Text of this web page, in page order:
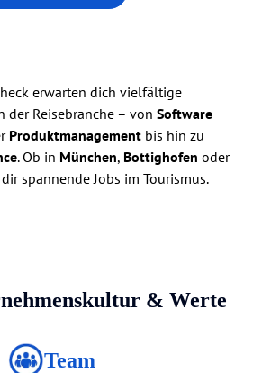
erwarten dich vielfältige
der Reisebranche – von Software
Produktmanagementbis hin zu
. Ob in München, Bottighofen oder
spannende Jobs im Tourismus.
& Werte
Team